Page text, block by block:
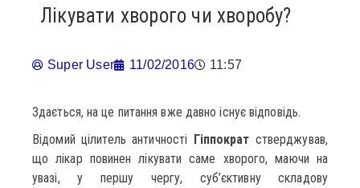
Лікувати хворого чи хворобу?
Super User 11/02/2016 11:57
Здається, на це питання вже давно існує відповідь.
Відомий цілитель античності Гіппократ стверджував,
що лікар повинен лікувати саме хворого, маючи на
увазі, у першу чергу, суб’єктивну складову